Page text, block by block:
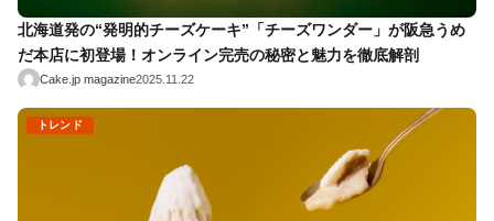
北海道発の“発明的チーズケーキ”「チーズワンダー」が阪急うめ
だ本店に初登場！オンライン完売の秘密と魅力を徹底解剖
Cake.jp magazine2025.11.22
トレンド